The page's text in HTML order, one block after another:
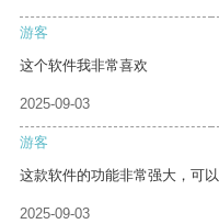
游客
这个软件我非常喜欢
2025-09-03
游客
这款软件的功能非常强大，可
2025-09-03